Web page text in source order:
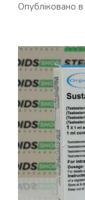
Опубліковано в